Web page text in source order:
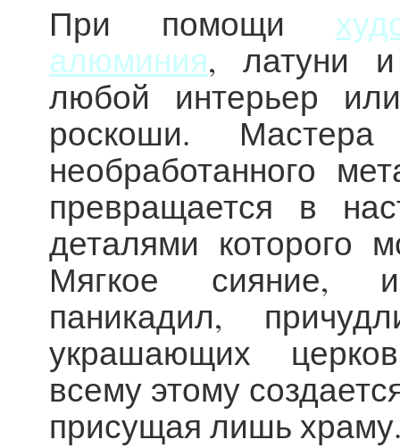
При помощи
алюминия, латуни
любой интерьер
роскоши.
необработанного
превращается в
деталями которого
Мягкое сияние,
паникадил,
украшающих
всему этому
присущая лишь